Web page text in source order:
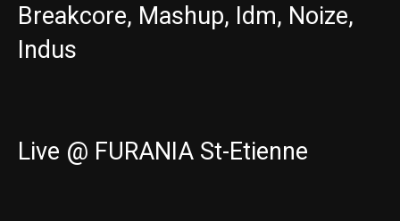
Breakcore, Mashup, Idm, Noize,
Indus
Live @ FURANIA St-Etienne